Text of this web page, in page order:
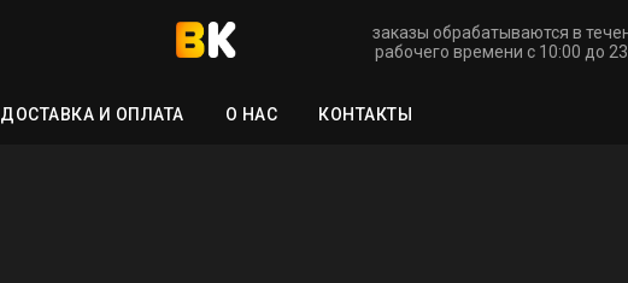
заказы обрабатываются в
рабочего времени с 10:00 до
ДОСТАВКА И ОПЛАТА О НАС КОНТАКТЫ